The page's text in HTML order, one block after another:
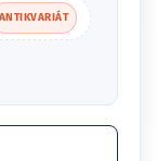
ANTIKVARIÁT